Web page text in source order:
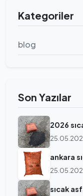
Kategoriler
blog
Son Yazılar
2026
ankara
sıcak